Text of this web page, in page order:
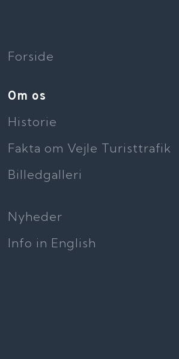
​Forside
Om os​
​Historie
​Fakta om Vejle Turisttrafik​​
Billedgalleri
Nyheder
​Info in English